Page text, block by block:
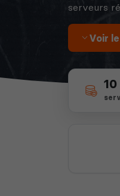
serveurs
Voir
10